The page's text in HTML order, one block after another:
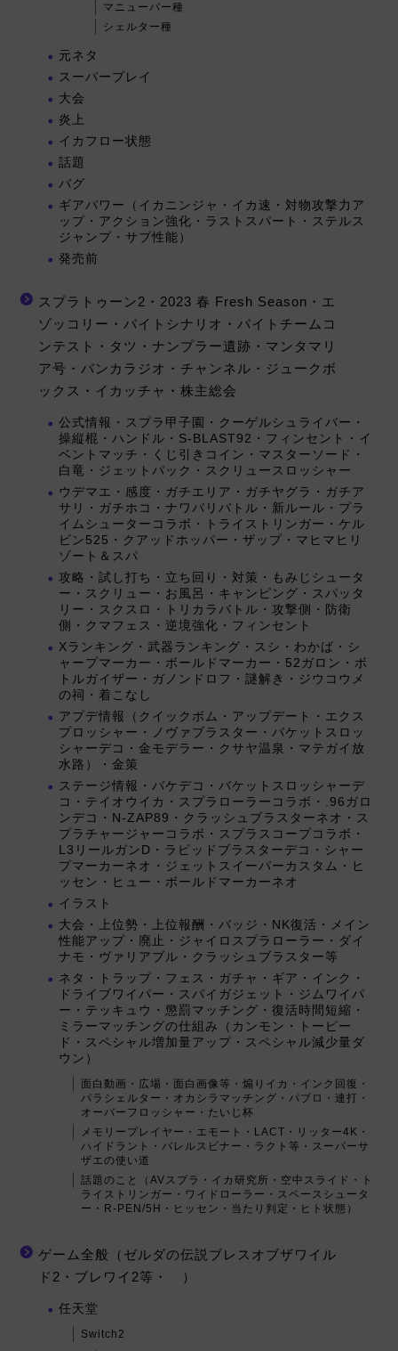
マニューバー種
シェルター種
元ネタ
スーパープレイ
大会
炎上
イカフロー状態
話題
バグ
ギアパワー（イカニンジャ・イカ速・対物攻撃力ア
ップ・アクション強化・ラストスパート・ステルス
ジャンプ・サブ性能）
発売前
スプラトゥーン2・2023 春 Fresh Season・エ
ゾッコリー・バイトシナリオ・バイトチームコ
ンテスト・タツ・ナンプラー遺跡・マンタマリ
ア号・バンカラジオ・チャンネル・ジュークボ
ックス・イカッチャ・株主総会
公式情報・スプラ甲子園・クーゲルシュライバー・
操縦棍・ハンドル・S-BLAST92・フィンセント・イ
ベントマッチ・くじ引きコイン・マスターソード・
白竜・ジェットパック・スクリュースロッシャー
ウデマエ・感度・ガチエリア・ガチヤグラ・ガチア
サリ・ガチホコ・ナワバリバトル・新ルール・プラ
イムシューターコラボ・トライストリンガー・ケル
ビン525・クアッドホッパー・ザップ・マヒマヒリ
ゾート＆スパ
攻略・試し打ち・立ち回り・対策・もみじシュータ
ー・スクリュー・お風呂・キャンピング・スパッタ
リー・スクスロ・トリカラバトル・攻撃側・防衛
側・クマフェス・逆境強化・フィンセント
Xランキング・武器ランキング・スシ・わかば・シ
ャープマーカー・ボールドマーカー・52ガロン・ボ
トルガイザー・ガノンドロフ・謎解き・ジウコウメ
の祠・着こなし
アプデ情報（クイックボム・アップデート・エクス
プロッシャー・ノヴァブラスター・バケットスロッ
シャーデコ・金モデラー・クサヤ温泉・マテガイ放
水路）・金策
ステージ情報・バケデコ・バケットスロッシャーデ
コ・テイオウイカ・スプラローラーコラボ・.96ガロ
ンデコ・N-ZAP89・クラッシュブラスターネオ・ス
プラチャージャーコラボ・スプラスコープコラボ・
L3リールガンD・ラピッドブラスターデコ・シャー
プマーカーネオ・ジェットスイーパーカスタム・ヒ
ッセン・ヒュー・ボールドマーカーネオ
イラスト
大会・上位勢・上位報酬・バッジ・NK復活・メイン
性能アップ・廃止・ジャイロスプラローラー・ダイ
ナモ・ヴァリアブル・クラッシュブラスター等
ネタ・トラップ・フェス・ガチャ・ギア・インク・
ドライブワイパー・スパイガジェット・ジムワイパ
ー・テッキュウ・懲罰マッチング・復活時間短縮・
ミラーマッチングの仕組み（カンモン・トーピー
ド・スペシャル増加量アップ・スペシャル減少量ダ
ウン）
面白動画・広場・面白画像等・煽りイカ・インク回復・
パラシェルター・オカシラマッチング・パブロ・連打・
オーバーフロッシャー・たいじ杯
メモリープレイヤー・エモート・LACT・リッター4K・
ハイドラント・バレルスピナー・ラクト等・スーパーサ
ザエの使い道
話題のこと（AVスプラ・イカ研究所・空中スライド・ト
ライストリンガー・ワイドローラー・スペースシュータ
ー・R-PEN/5H・ヒッセン・当たり判定・ヒト状態）
ゲーム全般（ゼルダの伝説ブレスオブザワイル
ド2・ブレワイ2等・ ）
任天堂
Switch2